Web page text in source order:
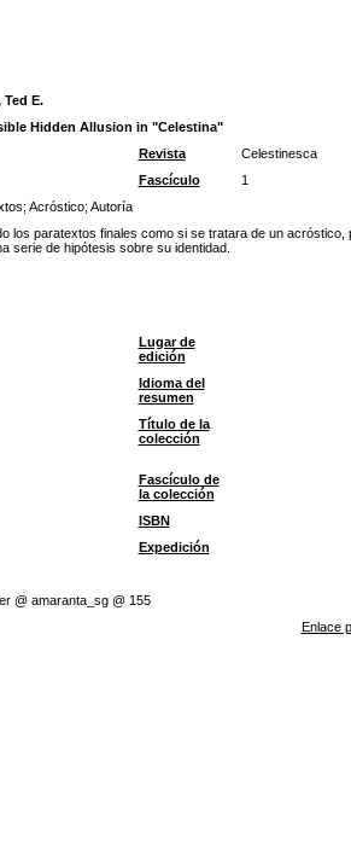
Ted E.
Hidden Allusion in "Celestina"
Revista
Celestinesca
Fascículo
1
; Acróstico; Autoría
los paratextos finales como si se tratara de un acróstico,
serie de hipótesis sobre su identidad.
Lugar de
edición
Idioma del
resumen
Título de la
colección
Fascículo de
la colección
ISBN
Expedición
@ amaranta_sg @ 155
Enlace